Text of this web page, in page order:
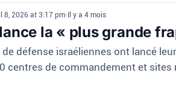
8, 2026 at 3:17 pm• Il y a 4 mois
la « plus grande
de défense israéliennes ont lancé
centres de commandement et